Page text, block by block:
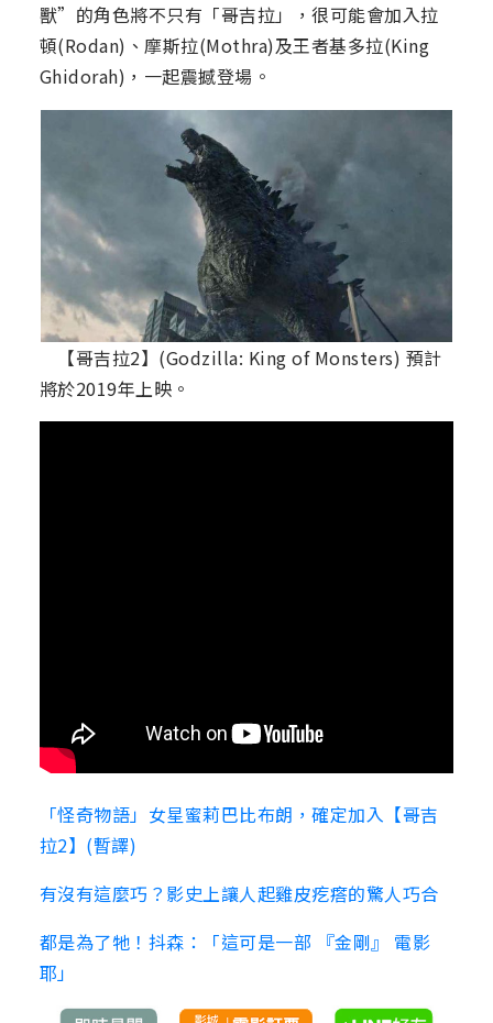
獸”的角色將不只有「哥吉拉」，很可能會加入拉
頓(Rodan)、摩斯拉(Mothra)及王者基多拉(King
Ghidorah)，一起震撼登場。
【哥吉拉2】(Godzilla: King of Monsters) 預計
將於2019年上映。
「怪奇物語」女星蜜莉巴比布朗，確定加入【哥吉
拉2】(暫譯)
有沒有這麼巧？影史上讓人起雞皮疙瘩的驚人巧合
都是為了牠！抖森：「這可是一部 『金剛』 電影
耶」